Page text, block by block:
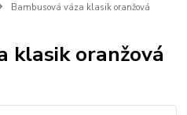
Bambusová váza klasik oranžová
klasik oranžová